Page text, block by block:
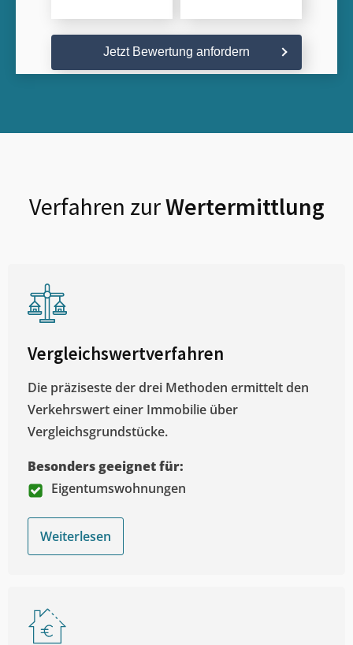
Jetzt Bewertung anfordern
Verfahren zurWertermittlung
Vergleichswertverfahren
Die präziseste der drei Methoden ermittelt den
Verkehrswert einer Immobilie über
Vergleichsgrundstücke.
Besonders geeignet für:
Eigentumswohnungen
Weiterlesen